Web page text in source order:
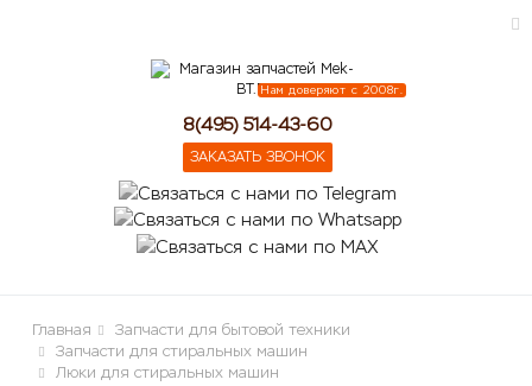
Нам доверяют с 2008г.
8(495) 514-43-60
ЗАКАЗАТЬ ЗВОНОК
Главная
Запчасти для бытовой техники
Запчасти для стиральных машин
Люки для стиральных машин